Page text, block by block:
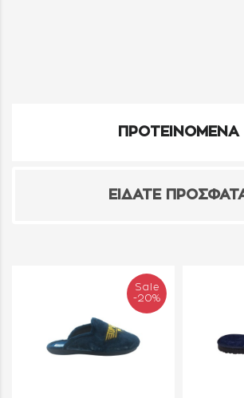
ΠΡΟΤΕΙΝΟΜΕΝΑ
ΕΙΔΑΤΕ
Sale
-20%